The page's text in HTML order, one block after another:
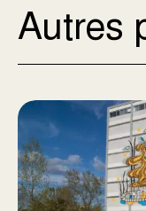
Autres
Aire commune